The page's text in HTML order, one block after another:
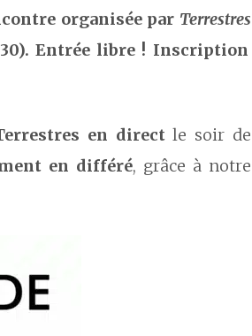
organisée par Terrestres
Entrée libre ! Inscription
en directle soir de
en différé, grâce à notre